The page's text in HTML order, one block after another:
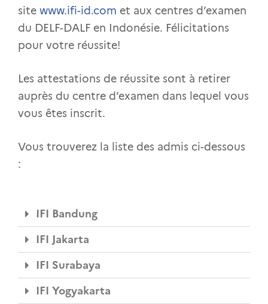
site www.ifi-id.com et aux centres d’examen
du DELF-DALF en Indonésie. Félicitations
pour votre réussite!
Les attestations de réussite sont à retirer
auprès du centre d’examen dans lequel vous
vous êtes inscrit.
Vous trouverez la liste des admis ci-dessous
:
IFI Bandung
IFI Jakarta
IFI Surabaya
IFI Yogyakarta